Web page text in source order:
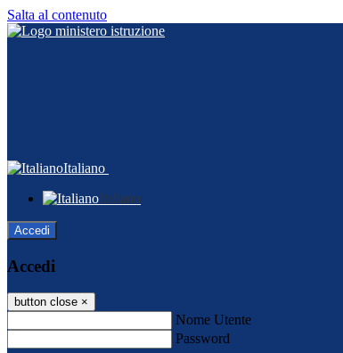
Salta al contenuto
Italiano
Italiano
Accedi
Accedi
button close ×
Nome Utente
Password